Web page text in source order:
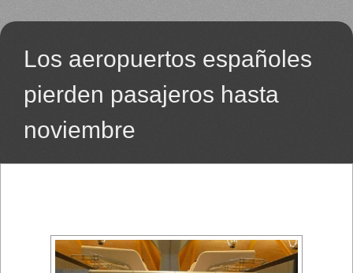
Los aeropuertos españoles
pierden pasajeros hasta
noviembre